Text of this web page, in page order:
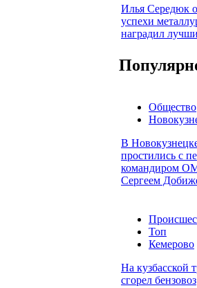
Илья Середюк
успехи
наградил
Общество
В
простились с
командиром
Сергеем
Топ
Кемерово
На кузбасской
сгорел бензовоз